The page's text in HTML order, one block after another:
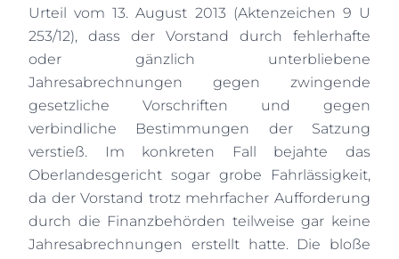
Urteil vom 13. August 2013 (Aktenzeichen 9 U
253/12), dass der Vorstand durch fehlerhafte
oder gänzlich unterbliebene
Jahresabrechnungen gegen zwingende
gesetzliche Vorschriften und gegen
verbindliche Bestimmungen der Satzung
verstieß. Im konkreten Fall bejahte das
Oberlandesgericht sogar grobe Fahrlässigkeit,
da der Vorstand trotz mehrfacher Aufforderung
durch die Finanzbehörden teilweise gar keine
Jahresabrechnungen erstellt hatte. Die bloße